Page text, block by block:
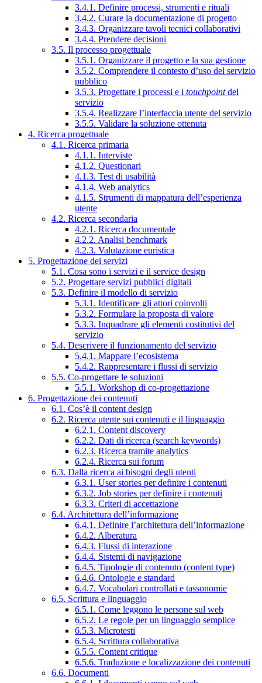
3.4.1. Definire processi, strumenti e rituali
3.4.2. Curare la documentazione di progetto
3.4.3. Organizzare tavoli tecnici collaborativi
3.4.4. Prendere decisioni
3.5. Il processo progettuale
3.5.1. Organizzare il progetto e la sua gestione
3.5.2. Comprendere il contesto d’uso del servizio
pubblico
3.5.3. Progettare i processi e i touchpointdel
servizio
3.5.4. Realizzare l’interfaccia utente del servizio
3.5.5. Validare la soluzione ottenuta
4. Ricerca progettuale
4.1. Ricerca primaria
4.1.1. Interviste
4.1.2. Questionari
4.1.3. Test di usabilità
4.1.4. Web analytics
4.1.5. Strumenti di mappatura dell’esperienza
utente
4.2. Ricerca secondaria
4.2.1. Ricerca documentale
4.2.2. Analisi benchmark
4.2.3. Valutazione euristica
5. Progettazione dei servizi
5.1. Cosa sono i servizi e il service design
5.2. Progettare servizi pubblici digitali
5.3. Definire il modello di servizio
5.3.1. Identificare gli attori coinvolti
5.3.2. Formulare la proposta di valore
5.3.3. Inquadrare gli elementi costitutivi del
servizio
5.4. Descrivere il funzionamento del servizio
5.4.1. Mappare l’ecosistema
5.4.2. Rappresentare i flussi di servizio
5.5. Co-progettare le soluzioni
5.5.1. Workshop di co-progettazione
6. Progettazione dei contenuti
6.1. Cos’è il content design
6.2. Ricerca utente sui contenuti e il linguaggio
6.2.1. Content discovery
6.2.2. Dati di ricerca (search keywords)
6.2.3. Ricerca tramite analytics
6.2.4. Ricerca sui forum
6.3. Dalla ricerca ai bisogni degli utenti
6.3.1. User stories per definire i contenuti
6.3.2. Job stories per definire i contenuti
6.3.3. Criteri di accettazione
6.4. Architettura dell’informazione
6.4.1. Definire l’architettura dell’informazione
6.4.2. Alberatura
6.4.3. Flussi di interazione
6.4.4. Sistemi di navigazione
6.4.5. Tipologie di contenuto (content type)
6.4.6. Ontologie e standard
6.4.7. Vocabolari controllati e tassonomie
6.5. Scrittura e linguaggio
6.5.1. Come leggono le persone sul web
6.5.2. Le regole per un linguaggio semplice
6.5.3. Microtesti
6.5.4. Scrittura collaborativa
6.5.5. Content critique
6.5.6. Traduzione e localizzazione dei contenuti
6.6. Documenti